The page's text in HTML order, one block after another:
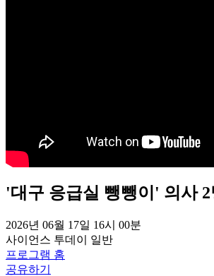
'대구 응급실 뺑뺑이' 의사
2026년 06월 17일 16시 00분
사이언스 투데이
일반
프로그램 홈
공유하기